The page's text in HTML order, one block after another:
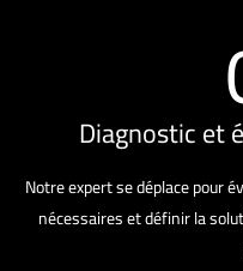
Diagnostic et
Notre expert se déplace pour
nécessaires et définir la